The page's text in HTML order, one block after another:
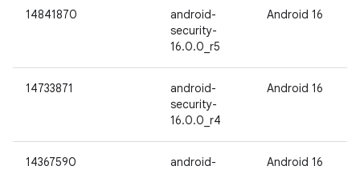
14841870
android-
security-
16.0.0_r5
Android 16
14733871
android-
security-
16.0.0_r4
Android 16
14367590
android-
Android 16